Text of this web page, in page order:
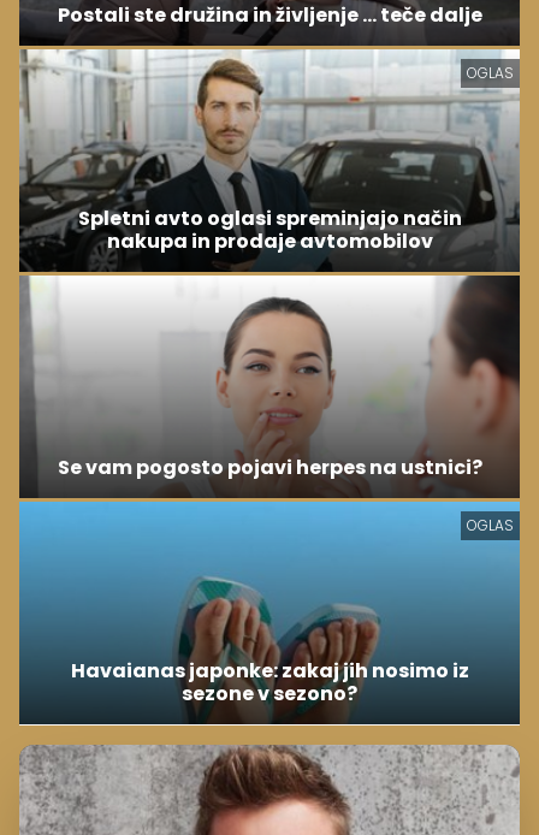
Postali ste družina in življenje ... teče dalje
OGLAS
Spletni avto oglasi spreminjajo način
nakupa in prodaje avtomobilov
Se vam pogosto pojavi herpes na ustnici?
OGLAS
Havaianas japonke: zakaj jih nosimo iz
sezone v sezono?